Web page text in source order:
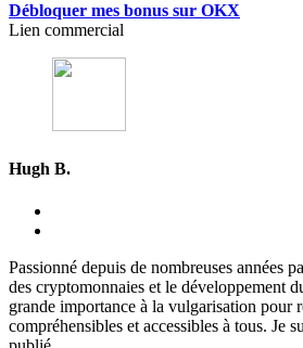
Débloquer mes bonus sur OKX
Lien commercial
Hugh B.
Passionné depuis de nombreuses années
des cryptomonnaies et le développement
grande importance à la vulgarisation pour
compréhensibles et accessibles à tous. Je